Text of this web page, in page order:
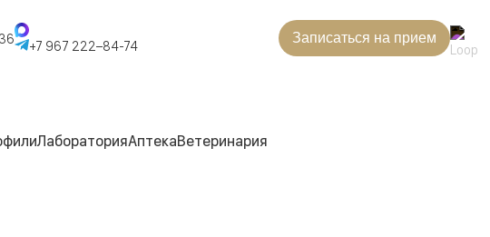
+7 967 222–84-74 Записаться на прием
ЛабораторияАптекаВетеринария